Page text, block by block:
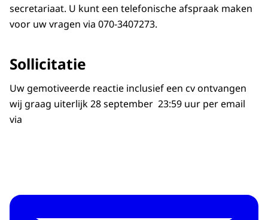
secretariaat. U kunt een telefonische afspraak maken
voor uw vragen via 070-3407273.
Sollicitatie
Uw gemotiveerde reactie inclusief een cv ontvangen
wij graag uiterlijk 28 september 23:59 uur per email
via